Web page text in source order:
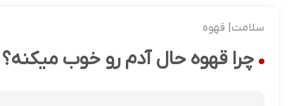
سلامت| قهوه
چرا قهوه حال آدم رو خوب میکنه؟